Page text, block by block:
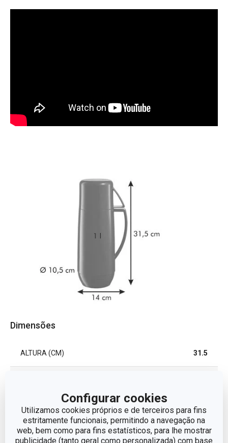
Configurar cookies
Utilizamos cookies próprios e de terceiros para fins
estritamente funcionais, permitindo a navegação na
web, bem como para fins estatísticos, para lhe mostrar
publicidade (tanto geral como personalizada) com base
Dimensões
ALTURA (CM) 31.5
COMPRIMENTO (CM) 14
DIÂMETRO 10.5